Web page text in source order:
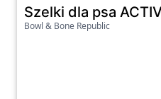
Szelki dla psa
Bowl & Bone Republic